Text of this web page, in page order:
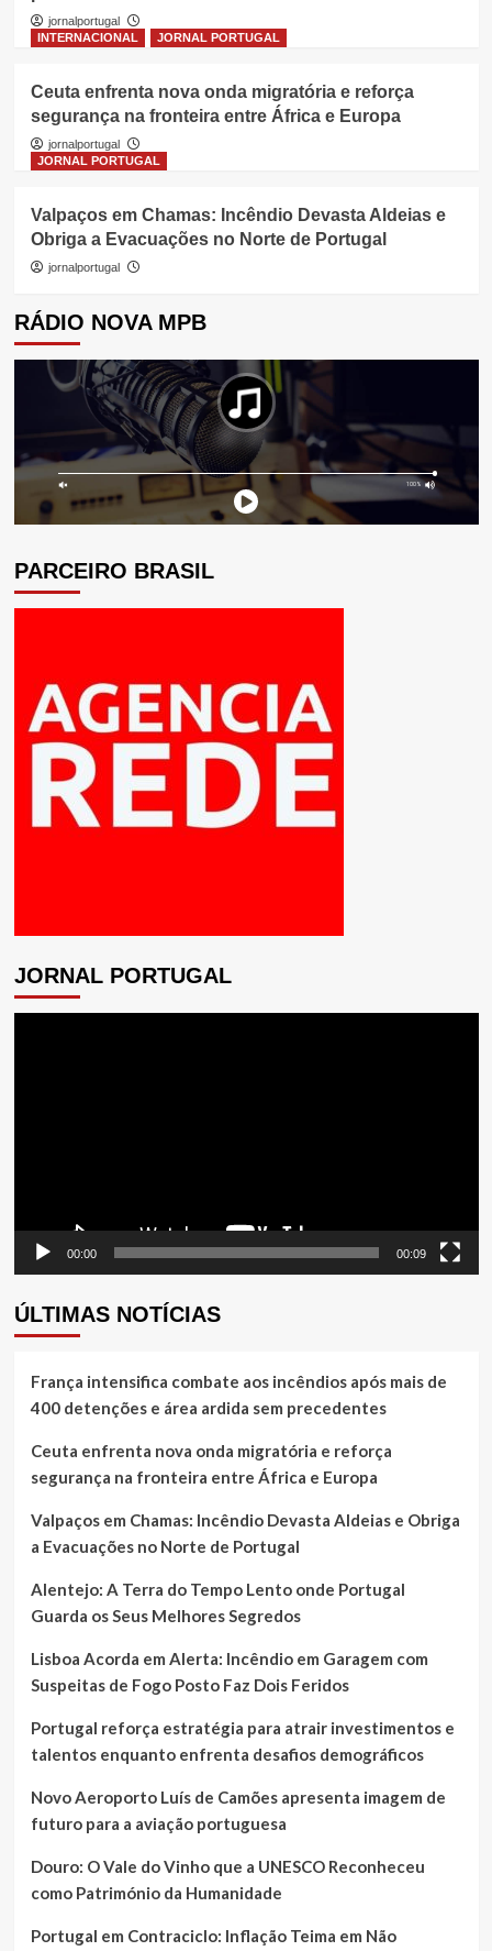
jornalportugal
INTERNACIONAL
JORNAL PORTUGAL
Ceuta enfrenta nova onda migratória e reforça
segurança na fronteira entre África e Europa
jornalportugal
JORNAL PORTUGAL
Valpaços em Chamas: Incêndio Devasta Aldeias e
Obriga a Evacuações no Norte de Portugal
jornalportugal
RÁDIO NOVA MPB
PARCEIRO BRASIL
JORNAL PORTUGAL
00:00 00:09
ÚLTIMAS NOTÍCIAS
França intensifica combate aos incêndios após mais de
400 detenções e área ardida sem precedentes
Ceuta enfrenta nova onda migratória e reforça
segurança na fronteira entre África e Europa
Valpaços em Chamas: Incêndio Devasta Aldeias e Obriga
a Evacuações no Norte de Portugal
Alentejo: A Terra do Tempo Lento onde Portugal
Guarda os Seus Melhores Segredos
Lisboa Acorda em Alerta: Incêndio em Garagem com
Suspeitas de Fogo Posto Faz Dois Feridos
Portugal reforça estratégia para atrair investimentos e
talentos enquanto enfrenta desafios demográficos
Novo Aeroporto Luís de Camões apresenta imagem de
futuro para a aviação portuguesa
Douro: O Vale do Vinho que a UNESCO Reconheceu
como Património da Humanidade
Portugal em Contraciclo: Inflação Teima em Não